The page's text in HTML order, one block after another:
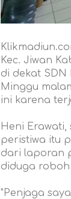
Kec. Jiwan
di dekat
Minggu
ini karena
Heni
peristiwa itu
dari laporan
diduga roboh
"Penjaga